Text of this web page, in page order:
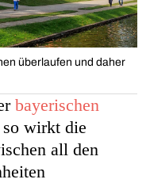
überlaufen und daher
bayerischen
wirkt die
all den